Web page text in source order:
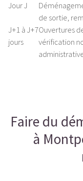
Jour J
de sortie,
J+1 à J+7
jours
Ouvertures
vérification
Faire du
à